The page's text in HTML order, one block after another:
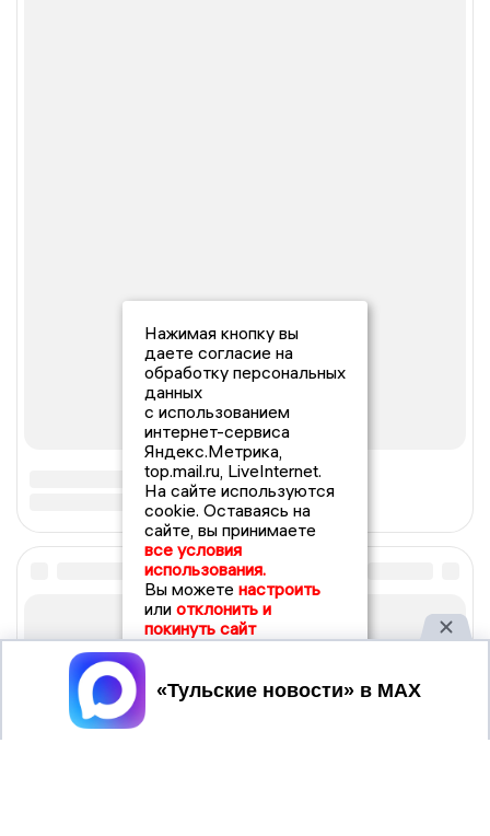
Нажимая кнопку вы
даете согласие на
обработку персональных
данных
с использованием
интернет-сервиса
Яндекс.Метрика,
top.mail.ru, LiveInternet.
На сайте используются
cookie. Оставаясь на
сайте, вы принимаете
все условия
использования.
Вы можете настроить
или отклонить и
покинуть сайт
Принять